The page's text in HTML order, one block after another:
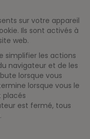
sur votre appareil
Ils sont activés à
web.
simplifier les actions
navigateur et de les
lorsque vous
lorsque vous le
placés
est fermé, tous